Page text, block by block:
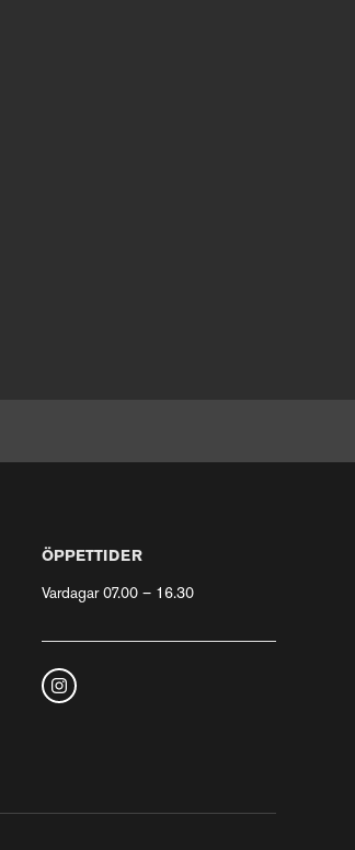
ÖPPETTIDER
Vardagar 07.00 – 16.30